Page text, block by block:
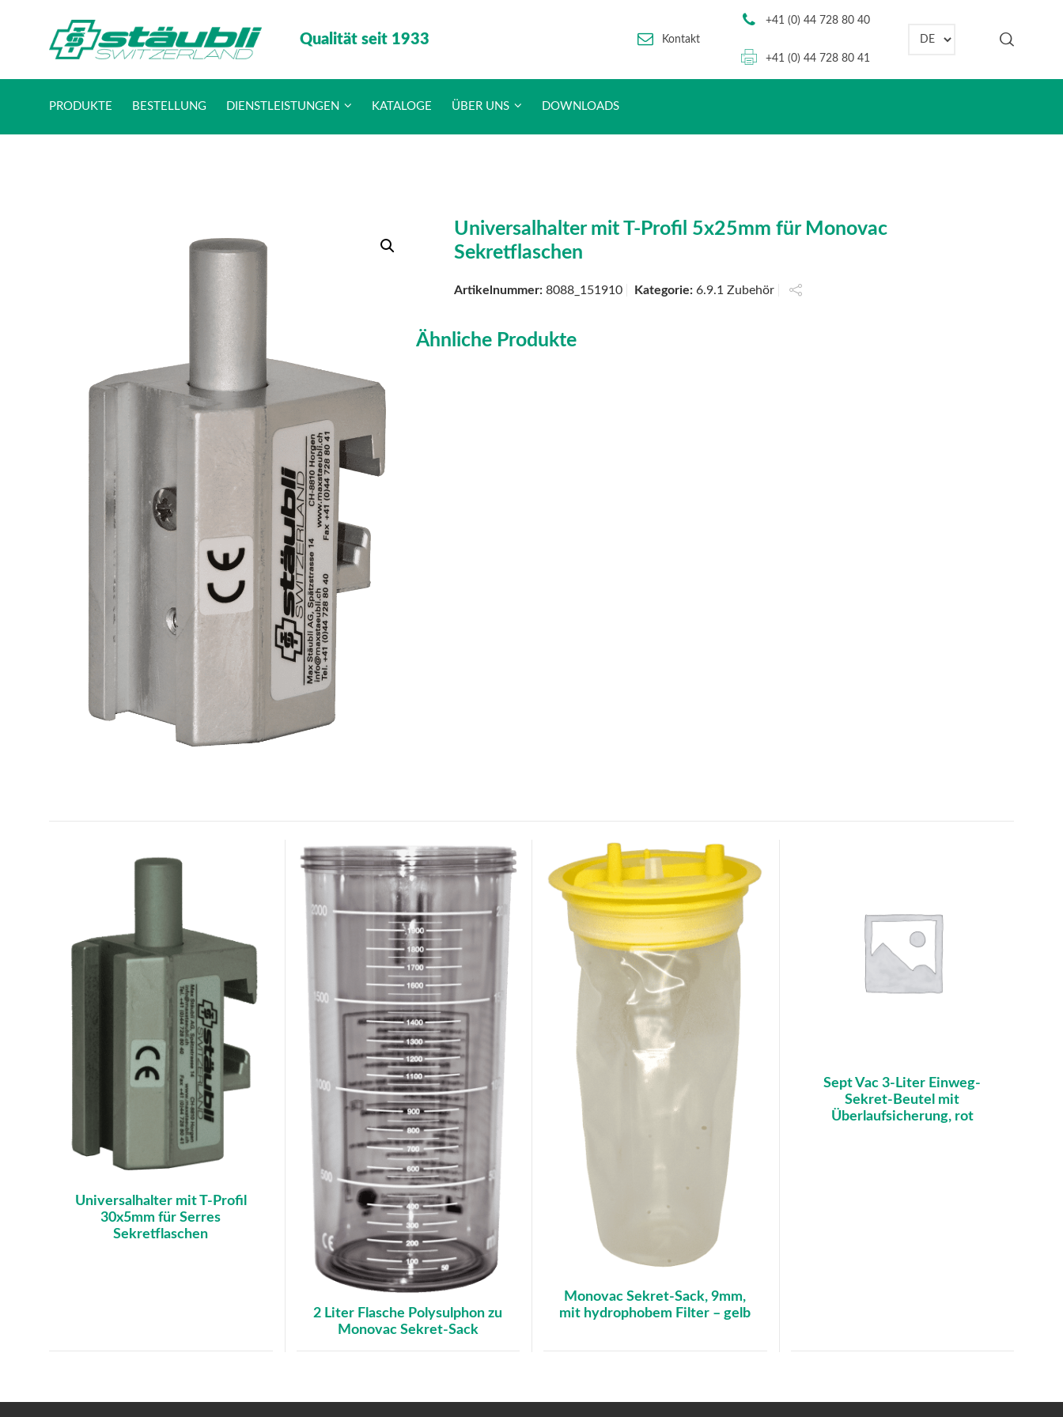
Qualität seit 1933 Kontakt
+41 (0) 44 728 80 40
+41 (0) 44 728 80 41
Sprache auswählen
PRODUKTE BESTELLUNG DIENSTLEISTUNGEN KATALOGE ÜBER UNS DOWNLOADS
Universalhalter mit T-Profil 5x25mm für Monovac
Sekretflaschen
Artikelnummer:8088_151910 Kategorie:6.9.1 Zubehör
Ähnliche Produkte
Universalhalter mit T-Profil
30x5mm für Serres
Sekretflaschen
2 Liter Flasche Polysulphon zu
Monovac Sekret-Sack
Monovac Sekret-Sack, 9mm,
mit hydrophobem Filter – gelb
Sept Vac 3-Liter Einweg-
Sekret-Beutel mit
Überlaufsicherung, rot